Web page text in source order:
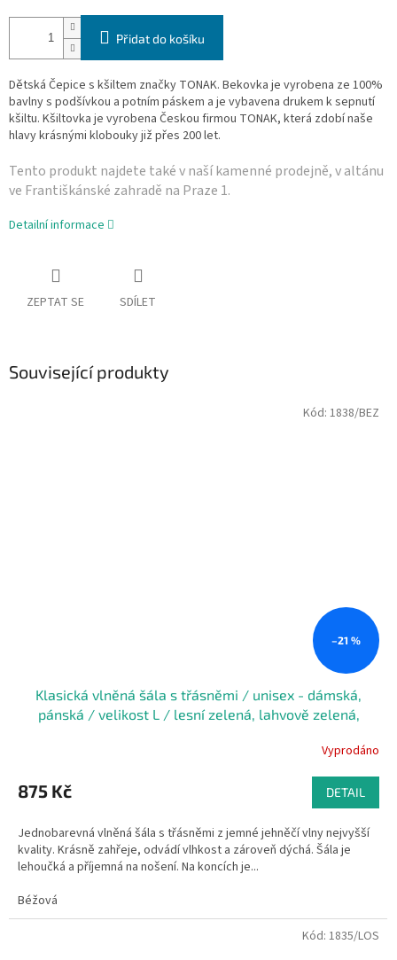
Přidat do košíku
Dětská Čepice s kšiltem značky TONAK. Bekovka je vyrobena ze 100%
bavlny s podšívkou a potním páskem a je vybavena drukem k sepnutí
kšiltu. Kšiltovka je vyrobena Českou firmou TONAK, která zdobí naše
hlavy krásnými klobouky již přes 200 let.
Tento produkt najdete také v naší­ kamenné prodejně, v altánu
ve Františkánské zahradě na Praze 1.
Detailní informace
ZEPTAT SE SDÍLET
Související produkty
–21 %
Klasická vlněná šála s třásněmi / unisex - dámská,
pánská / velikost L / lesní zelená, lahvově zelená,
Vyprodáno
875 Kč DETAIL
Jednobarevná vlněná šála s třásněmi z jemné jehněčí vlny nejvyšší
kvality. Krásně zahřeje, odvádí vlhkost a zároveň dýchá. Šála je
lehoučká a příjemná na nošení. Na koncích je...
Béžová
Kód: 1838/BEZ
Kód: 1835/LOS